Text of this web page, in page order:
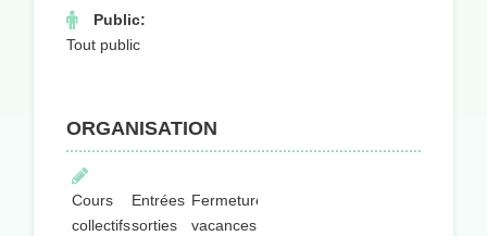
Public:
Tout public
ORGANISATION
Cours
collectifs
Entrées
sorties
Fermeture
vacances